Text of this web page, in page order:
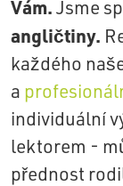
Vám.Jsme
angličtiny.
každého
a
individuální
lektorem -
přednost